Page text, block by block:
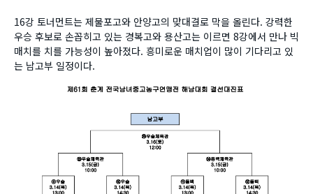
16강 토너먼트는 제물포고와 안양고의 맞대결로 막을 올린다. 강력한
우승 후보로 손꼽히고 있는 경복고와 용산고는 이르면 8강에서 만나 빅
매치를 치를 가능성이 높아졌다. 흥미로운 매치업이 많이 기다리고 있
는 남고부 일정이다.